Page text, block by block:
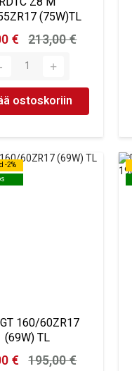
(75W)TL
€ 213,00 €
ostoskoriin
-2%
-2%
160/60ZR17
(69W) TL
€ 195,00 €